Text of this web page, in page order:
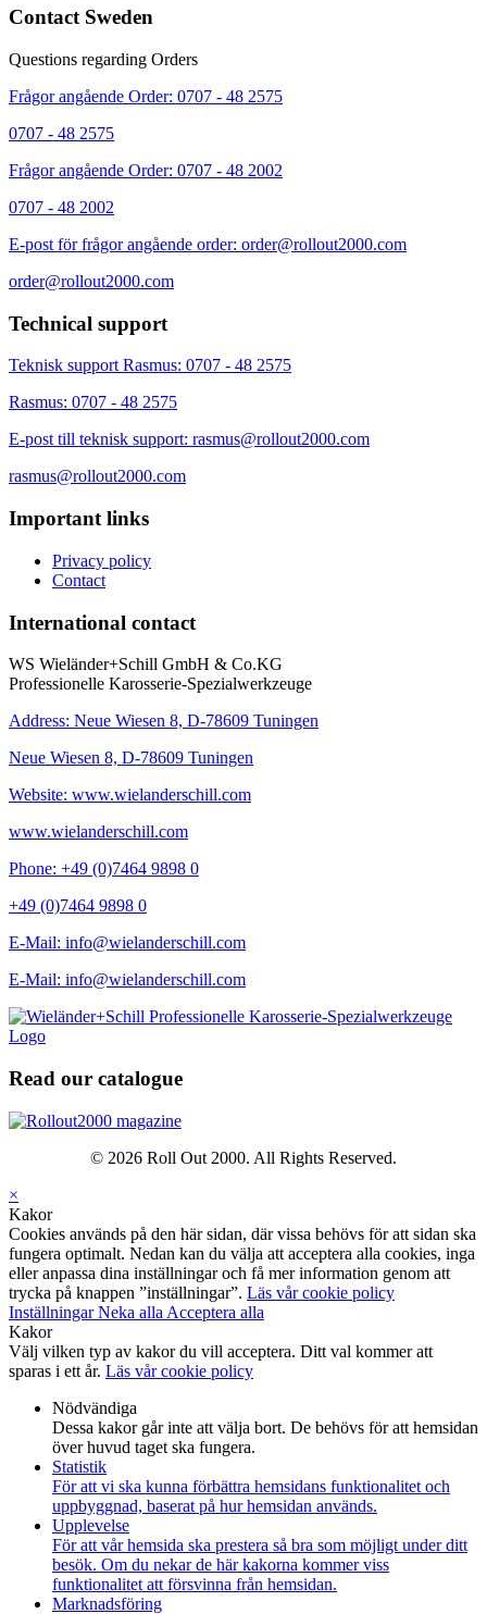
Contact Sweden
Questions regarding Orders
Frågor angående Order: 0707 - 48 2575
0707 - 48 2575
Frågor angående Order: 0707 - 48 2002
0707 - 48 2002
E-post för frågor angående order: order@rollout2000.com
order@rollout2000.com
Technical support
Teknisk support Rasmus: 0707 - 48 2575
Rasmus: 0707 - 48 2575
E-post till teknisk support: rasmus@rollout2000.com
rasmus@rollout2000.com
Important links
Privacy policy
Contact
International contact
WS Wieländer+Schill GmbH & Co.KG
Professionelle Karosserie-Spezialwerkzeuge
Address: Neue Wiesen 8, D-78609 Tuningen
Neue Wiesen 8, D-78609 Tuningen
Website: www.wielanderschill.com
www.wielanderschill.com
Phone: +49 (0)7464 9898 0
+49 (0)7464 9898 0
E-Mail: info@wielanderschill.com
E-Mail: info@wielanderschill.com
Read our catalogue
© 2026 Roll Out 2000. All Rights Reserved.
×
Kakor
Cookies används på den här sidan, där vissa behövs för att sidan ska
fungera optimalt. Nedan kan du välja att acceptera alla cookies, inga
eller anpassa dina inställningar och få mer information genom att
trycka på knappen ”inställningar”. Läs vår cookie policy
InställningarNeka alla Acceptera alla
Kakor
Välj vilken typ av kakor du vill acceptera. Ditt val kommer att
sparas i ett år. Läs vår cookie policy
Nödvändiga
Dessa kakor går inte att välja bort. De behövs för att hemsidan
över huvud taget ska fungera.
Statistik
För att vi ska kunna förbättra hemsidans funktionalitet och
uppbyggnad, baserat på hur hemsidan används.
Upplevelse
För att vår hemsida ska prestera så bra som möjligt under ditt
besök. Om du nekar de här kakorna kommer viss
funktionalitet att försvinna från hemsidan.
Marknadsföring